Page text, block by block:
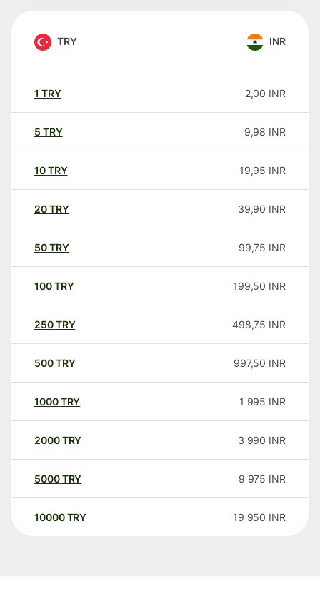
TRY INR
1 TRY 2,00 INR
5 TRY 9,98 INR
10TRY 19,95 INR
20TRY 39,90 INR
50TRY 99,75 INR
100TRY 199,50 INR
250TRY 498,75 INR
500TRY 997,50 INR
1000TRY 1 995 INR
2000TRY 3 990 INR
5000TRY 9 975 INR
10000 TRY 19 950 INR